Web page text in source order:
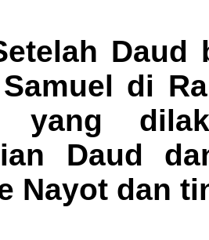
di
yang
Daud
Nayot dan